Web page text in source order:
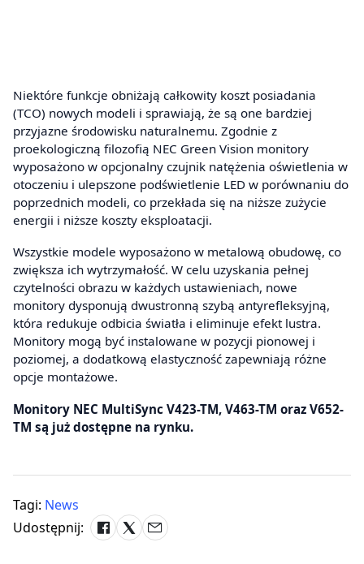
Niektóre funkcje obniżają całkowity koszt posiadania
(TCO) nowych modeli i sprawiają, że są one bardziej
przyjazne środowisku naturalnemu. Zgodnie z
proekologiczną filozofią NEC Green Vision monitory
wyposażono w opcjonalny czujnik natężenia oświetlenia w
otoczeniu i ulepszone podświetlenie LED w porównaniu do
poprzednich modeli, co przekłada się na niższe zużycie
energii i niższe koszty eksploatacji.
Wszystkie modele wyposażono w metalową obudowę, co
zwiększa ich wytrzymałość. W celu uzyskania pełnej
czytelności obrazu w każdych ustawieniach, nowe
monitory dysponują dwustronną szybą antyrefleksyjną,
która redukuje odbicia światła i eliminuje efekt lustra.
Monitory mogą być instalowane w pozycji pionowej i
poziomej, a dodatkową elastyczność zapewniają różne
opcje montażowe.
Monitory NEC MultiSync V423-TM, V463-TM oraz V652-
TM są już dostępne na rynku.
Tagi: News
Udostępnij: